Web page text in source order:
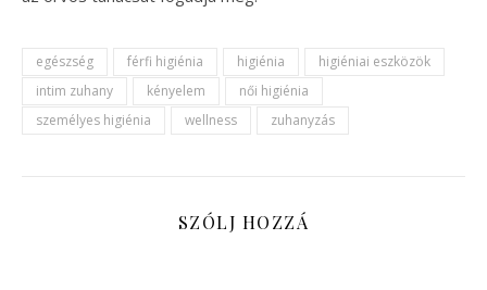
egészség férfi higiénia higiénia
higiéniai eszközök
intim zuhany
kényelem
női higiénia
személyes higiénia
wellness zuhanyzás
SZÓLJ HOZZÁ